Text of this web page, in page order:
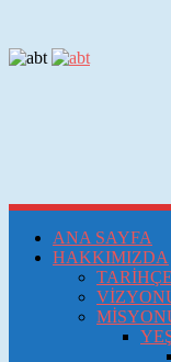
ANA SAYFA
HAKKIMIZDA
TARİHÇE